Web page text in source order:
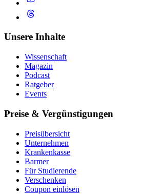
Unsere Inhalte
Wissenschaft
Magazin
Podcast
Ratgeber
Events
Preise & Vergünstigungen
Preisübersicht
Unternehmen
Krankenkasse
Barmer
Für Studierende
Ver­schen­ken
Coupon einlösen